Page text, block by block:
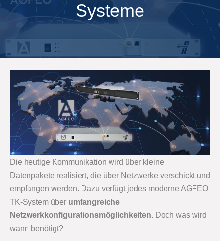
Systeme
Die heutige Kommunikation wird über kleine
Datenpakete realisiert, die über Netzwerke verschickt und
empfangen werden. Dazu verfügt jedes moderne AGFEO
TK-System über umfangreiche
Netzwerkkonfigurationsmöglichkeiten. Doch was wird
wann benötigt?